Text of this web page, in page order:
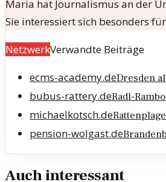
Maria hat Journalismus an der
Sie interessiert sich besonders
NetzwerkVerwandte Beiträge
ecms-academy.deDresden
bubus-rattery.deRadl-
michaelkotsch.de
pension-wolgast.de
Auch interessant